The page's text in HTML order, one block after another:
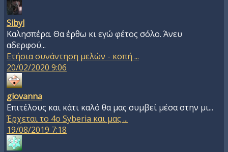
Sibyl
Καλησπέρα. Θα έρθω κι εγώ φέτος σόλο. Άνευ
αδερφού...
Ετήσια συνάντηση μελών - κοπή ...
20/02/2020 9:06
giovanna
Επιτέλους και κάτι καλό θα μας συμβεί μέσα στην μι...
Έρχεται το 4ο Syberia και μας ...
19/08/2019 7:18